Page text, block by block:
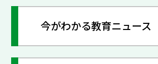
今がわかる教育ニュース